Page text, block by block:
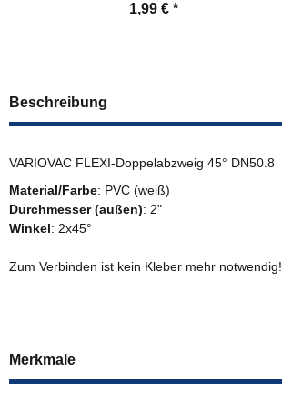
1,99 € *
Beschreibung
VARIOVAC FLEXI-Doppelabzweig 45° DN50.8
Material/Farbe: PVC (weiß)
Durchmesser (außen): 2"
Winkel: 2x45°
Zum Verbinden ist kein Kleber mehr notwendig!
Merkmale